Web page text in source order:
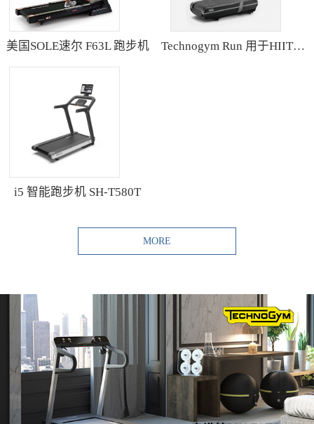
美国SOLE速尔 F63L 跑步机 Technogym Run 用于HIIT训练的跑步机
i5 智能跑步机 SH-T580T
MORE